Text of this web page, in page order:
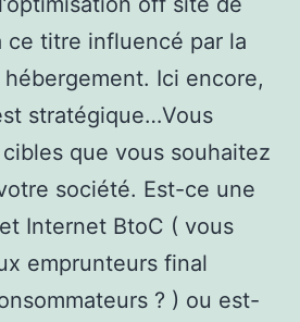
ce titre influencé par la
Ici encore,
stratégique…Vous
que vous souhaitez
société. Est-ce une
Internet BtoC ( vous
emprunteurs final
? ) ou est-